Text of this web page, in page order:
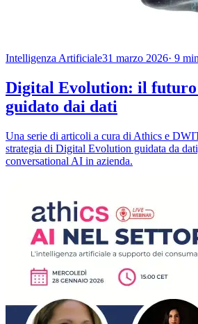
Intelligenza Artificiale31 marzo 2026· 9
Digital Evolution: il futuro
guidato dai dati
Una serie di articoli a cura di Athics e
strategia di Digital Evolution guidata da
conversational AI in azienda.